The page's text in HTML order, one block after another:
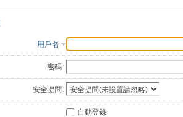
用戶名
密碼:
安全提問:
自動登錄